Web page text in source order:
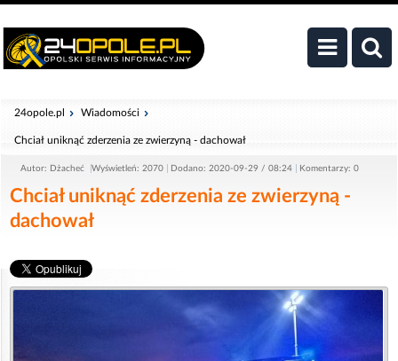
24opole.pl Wiadomości
Chciał uniknąć zderzenia ze zwierzyną - dachował
Autor: Dżacheć Wyświetleń: 2070 Dodano: 2020-09-29 / 08:24 Komentarzy: 0
Chciał uniknąć zderzenia ze zwierzyną -
dachował